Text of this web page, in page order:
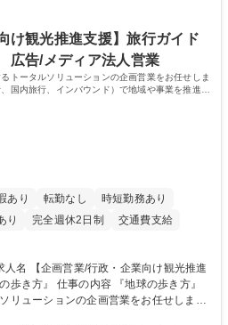
け観光推進支援】旅行ガイド
広告/メディア法人営業
トータルソリューションの企画営業をお任せしま
国内旅行、インバウンド）で地域や事業を推進し
あり 転勤なし
時短勤務あり
り 完全週休2日制
交通費支給
地球の歩き方』
リューションの企画営業をお任せしま
旅行、国内旅行、インバウンド）で地域